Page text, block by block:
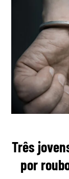
Três
por